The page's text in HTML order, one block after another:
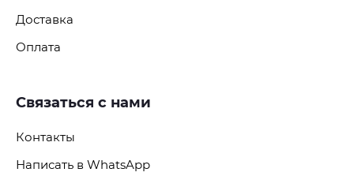
Доставка
Оплата
Связаться с нами
Контакты
Написать в WhatsApp